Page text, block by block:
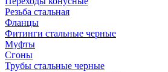
Резьба стальная
Фланцы
Фитинги стальные черные
Муфты
Сгоны
Трубы стальные черные